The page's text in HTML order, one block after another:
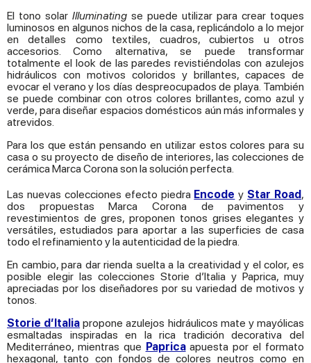
El tono solar Illuminating se puede utilizar para crear toques
luminosos en algunos nichos de la casa, replicándolo a lo mejor
en detalles como textiles, cuadros, cubiertos u otros
accesorios. Como alternativa, se puede transformar
totalmente el look de las paredes revistiéndolas con azulejos
hidráulicos con motivos coloridos y brillantes, capaces de
evocar el verano y los días despreocupados de playa. También
se puede combinar con otros colores brillantes, como azul y
verde, para diseñar espacios domésticos aún más informales y
atrevidos.
Para los que están pensando en utilizar estos colores para su
casa o su proyecto de diseño de interiores, las colecciones de
cerámica Marca Corona son la solución perfecta.
Las nuevas colecciones efecto piedra Encode y Star Road,
dos propuestas Marca Corona de pavimentos y
revestimientos de gres, proponen tonos grises elegantes y
versátiles, estudiados para aportar a las superficies de casa
todo el refinamiento y la autenticidad de la piedra.
En cambio, para dar rienda suelta a la creatividad y el color, es
posible elegir las colecciones Storie d’Italia y Paprica, muy
apreciadas por los diseñadores por su variedad de motivos y
tonos.
Storie d’Italia propone azulejos hidráulicos mate y mayólicas
esmaltadas inspiradas en la rica tradición decorativa del
Mediterráneo, mientras que Papricaapuesta por el formato
hexagonal, tanto con fondos de colores neutros como en